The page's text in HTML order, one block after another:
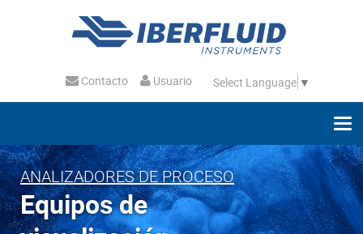
Contacto Usuario Select Language ▼
ANALIZADORES DE PROCESO
Equipos de